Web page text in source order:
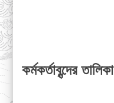
কর্মকর্তাবৃন্দের তালিকা